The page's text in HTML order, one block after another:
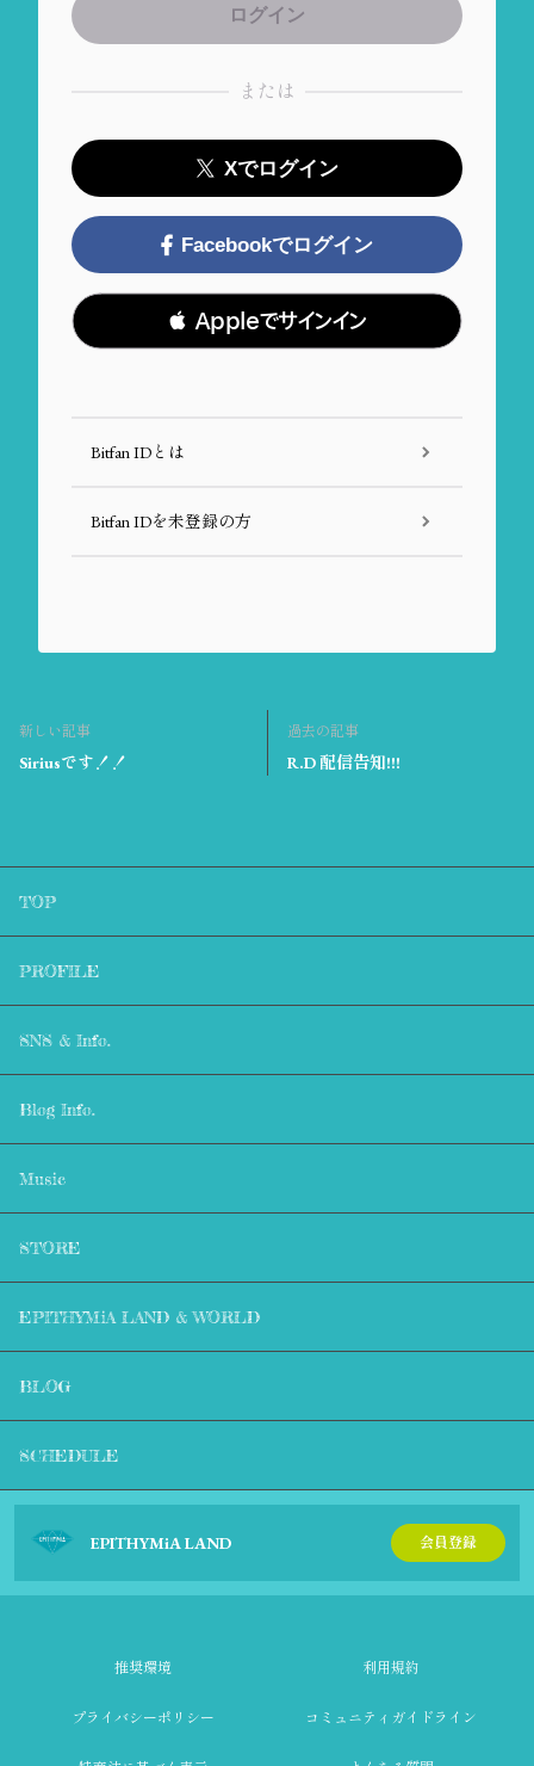
または
Xでログイン
Facebookでログイン
 Appleでサインイン
Bitfan IDとは
Bitfan IDを未登録の方
新しい記事
Siriusです！！
過去の記事
R.D 配信告知!!!
TOP
PROFILE
SNS & Info.
Blog Info.
Music
STORE
EPITHYMiA LAND & WORLD
BLOG
SCHEDULE
EPITHYMiA LAND 会員登録
推奨環境 利用規約
プライバシーポリシー コミュニティガイドライン